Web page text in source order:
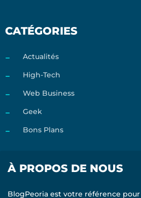
CATÉGORIES
Actualités
High-Tech
Web Business
Geek
Bons Plans
À PROPOS DE NOUS
BlogPeoria est votre référence